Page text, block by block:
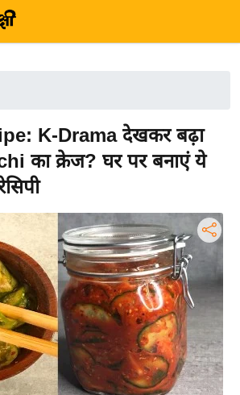
K-Drama देखकर बढ़ा
का क्रेज? घर पर बनाएं ये